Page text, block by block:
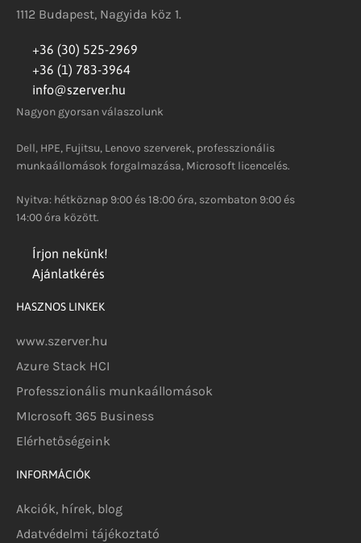
1112 Budapest, Nagyida köz 1.
+36 (30) 525-2969
+36 (1) 783-3964
info@szerver.hu
Nagyon gyorsan válaszolunk
Dell, HPE, Fujitsu, Lenovo szerverek, professzionális
munkaállomások forgalmazása, Microsoft licencelés.
Nyitva: hétköznap 9:00 és 18:00 óra, szombaton 9:00 és
14:00 óra között.
Írjon nekünk!
Ajánlatkérés
HASZNOS LINKEK
www.szerver.hu
Azure Stack HCI
Professzionális munkaállomások
MIcrosoft 365 Business
Elérhetőségeink
INFORMÁCIÓK
Akciók, hírek, blog
Adatvédelmi tájékoztató